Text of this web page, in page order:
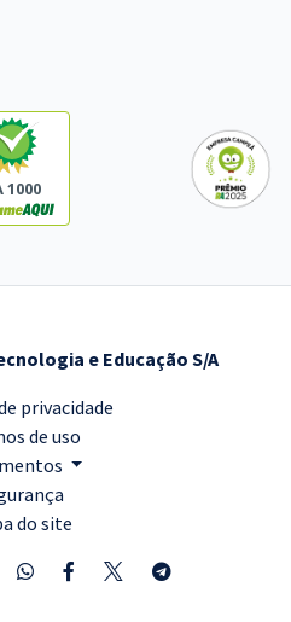
1000
e Educação S/A
privacidade
de uso
do site